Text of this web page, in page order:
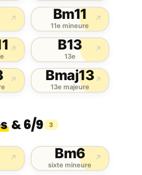
↗ Bm11
11e mineure
↗
↗ B13
13e
↗
↗ Bmaj13
13e majeure
↗
& 6/9 3
↗ Bm6
sixte mineure
↗